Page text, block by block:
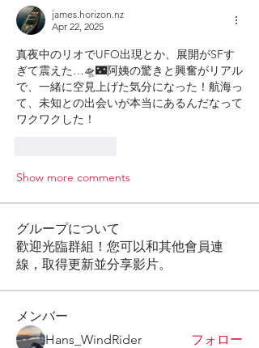
james.horizon.nz
Apr 22, 2025
真夜中のリオでUFO出現とか、展開がSFす
ぎて震えた…🛸🌃阿姨の驚きと興奮がリアル
で、一緒に空見上げた気分になった！航海っ
て、未知との出会いが本当にあるんだなって
ワクワクした！
Show more comments
グループについて
歡迎光臨群組！您可以和其他會員連
線，取得更新並分享影片。
メンバー
Hans_WindRider
フォロー